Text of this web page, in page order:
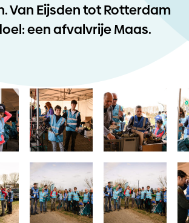
Van Eijsden tot Rotterdam
een afvalvrije Maas.